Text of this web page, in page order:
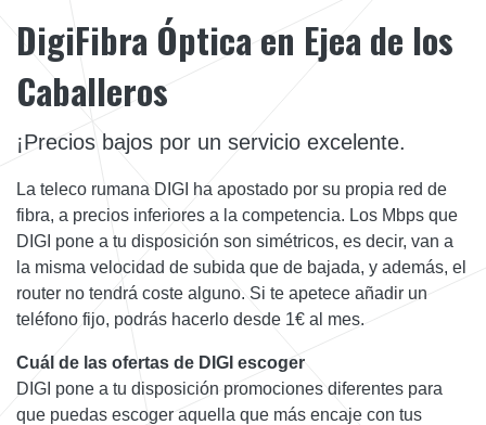
DigiFibra Óptica en Ejea de los
Caballeros
¡Precios bajos por un servicio excelente.
La teleco rumana DIGI ha apostado por su propia red de
fibra, a precios inferiores a la competencia. Los Mbps que
DIGI pone a tu disposición son simétricos, es decir, van a
la misma velocidad de subida que de bajada, y además, el
router no tendrá coste alguno. Si te apetece añadir un
teléfono fijo, podrás hacerlo desde 1€ al mes.
Cuál de las ofertas de DIGI escoger
DIGI pone a tu disposición promociones diferentes para
que puedas escoger aquella que más encaje con tus